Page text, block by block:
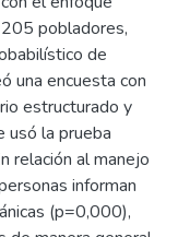
pobladores,
de
una encuesta con
estructurado y
usó la prueba
relación al manejo
informan
(p=0,000),